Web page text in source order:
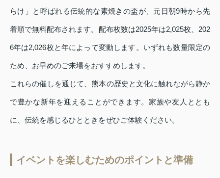
らけ」と呼ばれる伝統的な素焼きの盃が、元日朝9時から先
着順で無料配布されます。配布枚数は2025年は2,025枚、202
6年は2,026枚と年によって変動します。いずれも数量限定の
ため、お早めのご来場をおすすめします。
これらの催しを通じて、熊本の歴史と文化に触れながら静か
で豊かな新年を迎えることができます。家族や友人ととも
に、伝統を感じるひとときをぜひご体験ください。
イベントを楽しむためのポイントと準備